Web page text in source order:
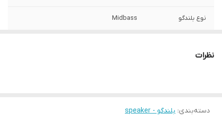
نوع بلندگو Midbass
نظرات
دسته‌بندی: بلندگو - speaker